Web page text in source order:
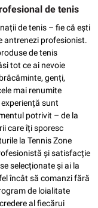
de tenis
de tenis – fie că ești
antrenezi profesionist.
de tenis
tot ce ai nevoie
genți,
mai renumite
sunt
potrivit – de la
care îți sporesc
la Tennis Zone
și satisfacție
selecționate și ai la
încât să comanzi fără
de loialitate
al fiecărui